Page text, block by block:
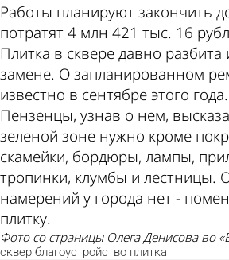
Работы планируют закончить
потратят 4 млн 421 тыс. 16
Плитка в сквере давно разбита
замене. О запланированном
известно в сентябре этого года.
Пензенцы, узнав о нем,
зеленой зоне нужно кроме
скамейки, бордюры, лампы,
тропинки, клумбы и лестницы.
намерений у города нет -
плитку.
фото со страницы Олега Денисова во
сквер благоустройство плитка